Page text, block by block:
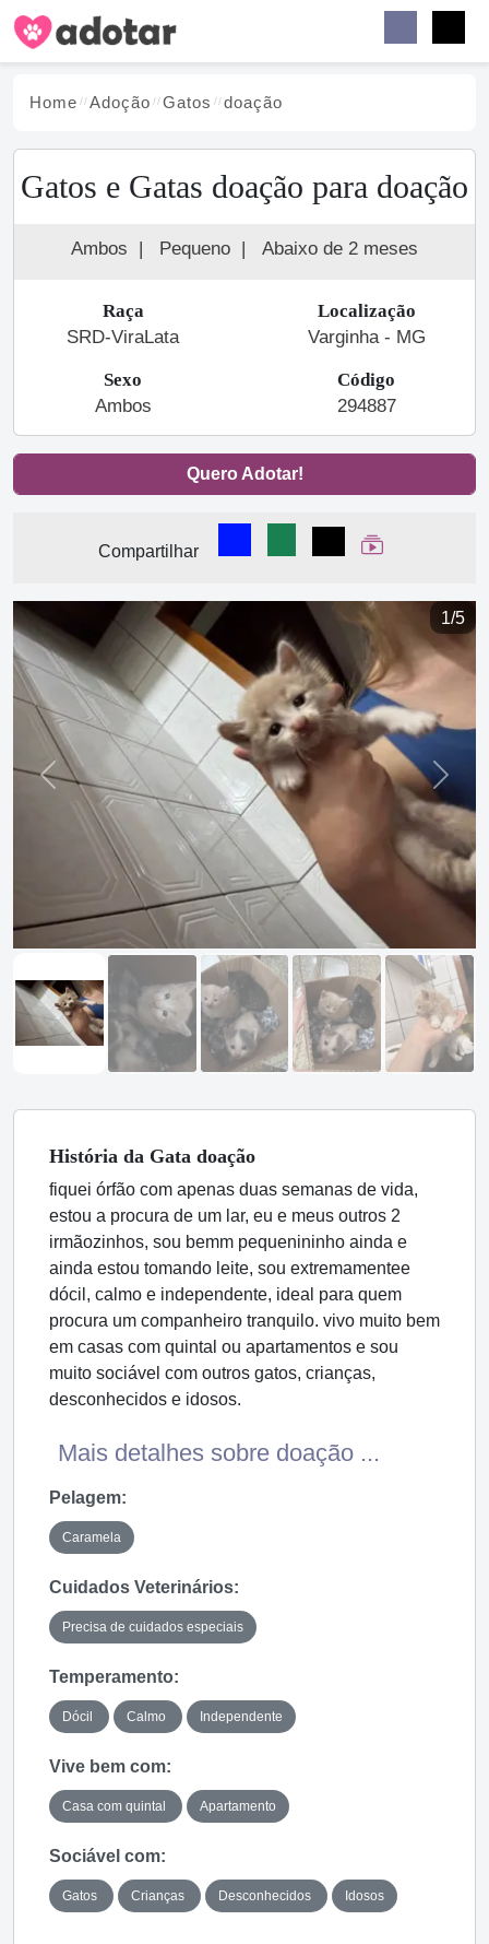
Home Adoção Gatos doação
Gatos e Gatas doação para doação
Ambos | Pequeno | Abaixo de 2 meses
Raça
SRD-ViraLata
Localização
Varginha - MG
Sexo
Ambos
Código
294887
Quero Adotar!
Compartilhar
Compartilhar no Facebook
Compartilhar no
Compartilhar
Ver Web Story
1/5
Previous Next
História da Gata doação
fiquei órfão com apenas duas semanas de vida,
estou a procura de um lar, eu e meus outros 2
irmãozinhos, sou bemm pequenininho ainda e
ainda estou tomando leite, sou extremamentee
dócil, calmo e independente, ideal para quem
procura um companheiro tranquilo. vivo muito bem
em casas com quintal ou apartamentos e sou
muito sociável com outros gatos, crianças,
desconhecidos e idosos.
Mais detalhes sobre doação ...
Pelagem:
Caramela
Cuidados Veterinários:
Precisa de cuidados especiais
Temperamento:
Dócil Calmo Independente
Vive bem com:
Casa com quintal Apartamento
Sociável com:
Gatos Crianças Desconhecidos Idosos